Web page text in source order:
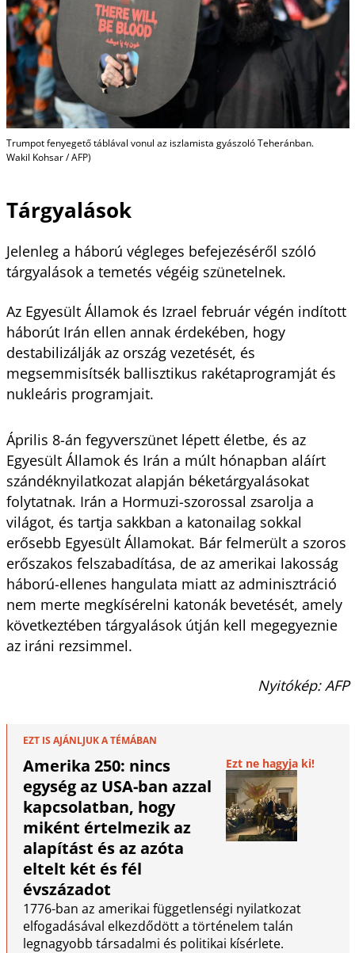
Trumpot fenyegető táblával vonul az iszlamista gyászoló Teheránban.
Wakil Kohsar / AFP)
Tárgyalások
Jelenleg a háború végleges befejezéséről szóló
tárgyalások a temetés végéig szünetelnek.
Az Egyesült Államok és Izrael február végén indított
háborút Irán ellen annak érdekében, hogy
destabilizálják az ország vezetését, és
megsemmisítsék ballisztikus rakétaprogramját és
nukleáris programjait.
Április 8-án fegyverszünet lépett életbe, és az
Egyesült Államok és Irán a múlt hónapban aláírt
szándéknyilatkozat alapján béketárgyalásokat
folytatnak. Irán a Hormuzi-szorossal zsarolja a
világot, és tartja sakkban a katonailag sokkal
erősebb Egyesült Államokat. Bár felmerült a szoros
erőszakos felszabadítása, de az amerikai lakosság
háború-ellenes hangulata miatt az adminisztráció
nem merte megkísérelni katonák bevetését, amely
következtében tárgyalások útján kell megegyeznie
az iráni rezsimmel.
Nyitókép: AFP
EZT IS AJÁNLJUK A TÉMÁBAN
Amerika 250: nincs
egység az USA-ban azzal
kapcsolatban, hogy
miként értelmezik az
alapítást és az azóta
eltelt két és fél
évszázadot
Ezt ne hagyja ki!
1776-ban az amerikai függetlenségi nyilatkozat
elfogadásával elkezdődött a történelem talán
legnagyobb társadalmi és politikai kísérlete.